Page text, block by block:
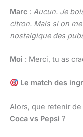
Marc : Aucun. Je
citron. Mais si on
nostalgique des
Moi : Merci, tu as
Le match des
Alors, que retenir
Coca vs Pepsi ?